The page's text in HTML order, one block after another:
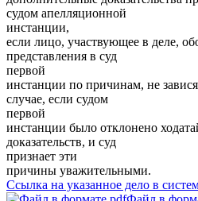
судом апелляционной
инстанции,
если лицо, участвующее в деле,
представления в суд
первой
инстанции по причинам, не
случае, если судом
первой
инстанции было отклонено
доказательств, и суд
признает эти
причины уважительными.
Ссылка на указанное дело в